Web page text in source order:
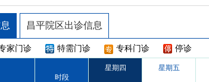
昌平院区出诊信息
家门诊 特需门诊 专科门诊 停诊
时段
星期四 星期五